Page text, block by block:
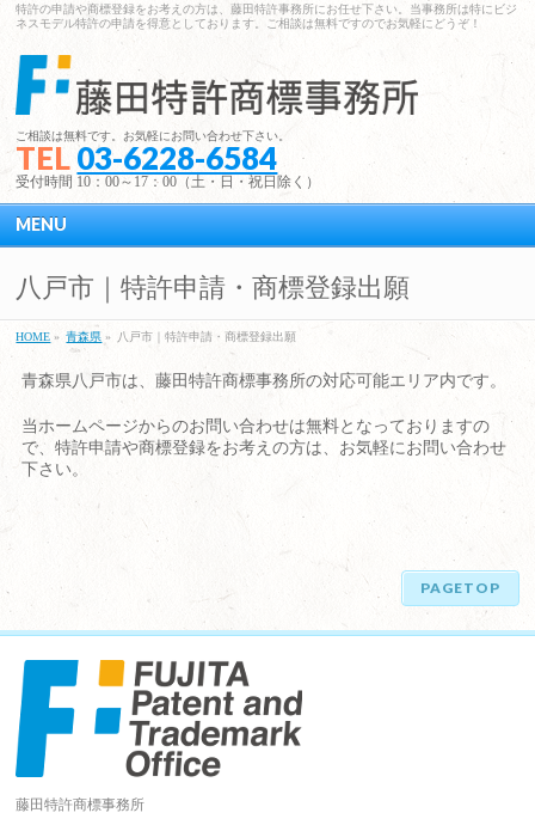
特許の申請や商標登録をお考えの方は、藤田特許事務所にお任せ下さい。当事務所は特にビジ
ネスモデル特許の申請を得意としております。ご相談は無料ですのでお気軽にどうぞ！
ご相談は無料です。お気軽にお問い合わせ下さい。
TEL03-6228-6584
受付時間 10：00～17：00（土・日・祝日除く）
MENU
八戸市｜特許申請・商標登録出願
HOME » 青森県 » 八戸市｜特許申請・商標登録出願
青森県八戸市は、藤田特許商標事務所の対応可能エリア内です。
当ホームページからのお問い合わせは無料となっておりますの
で、特許申請や商標登録をお考えの方は、お気軽にお問い合わせ
下さい。
PAGETOP
藤田特許商標事務所